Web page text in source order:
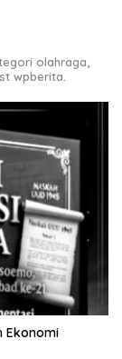
olahraga,
wpberita.
Ekonomi